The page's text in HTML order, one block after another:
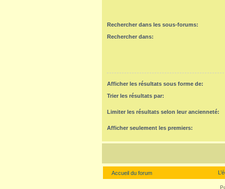
Rechercher dans les sous-forums:
Rechercher dans:
Afficher les résultats sous forme de:
Trier les résultats par:
Limiter les résultats selon leur ancienneté:
Afficher seulement les premiers:
Accueil du forum